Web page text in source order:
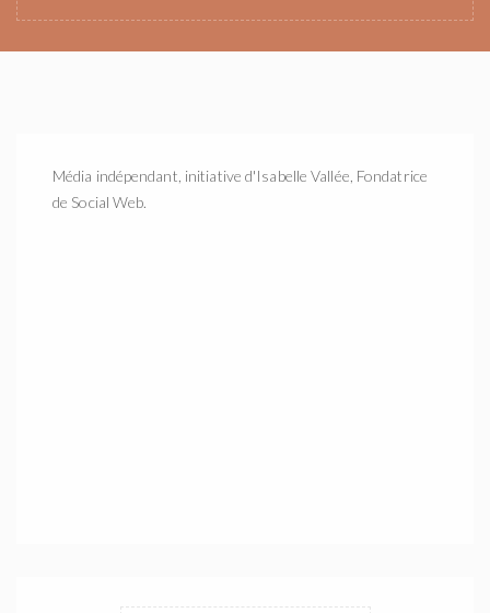
Média indépendant, initiative d'Isabelle Vallée, Fondatrice
de Social Web.